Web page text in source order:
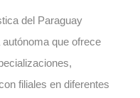
del Paraguay
que ofrece
filiales en diferentes